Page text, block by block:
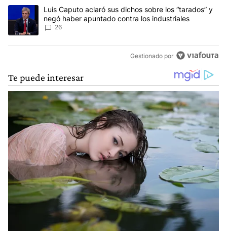
Un artículo de tendencia con el título "Luis Caputo aclaró sus
Luis Caputo aclaró sus dichos sobre los “tarados” y
negó haber apuntado contra los industriales
26
Gestionado por